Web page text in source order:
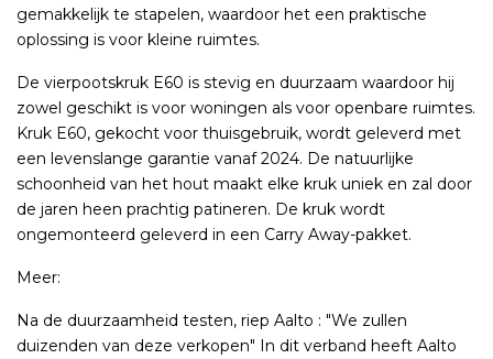
gemakkelijk te stapelen, waardoor het een praktische
oplossing is voor kleine ruimtes.
De vierpootskruk E60 is stevig en duurzaam waardoor hij
zowel geschikt is voor woningen als voor openbare ruimtes.
Kruk E60, gekocht voor thuisgebruik, wordt geleverd met
een levenslange garantie vanaf 2024. De natuurlijke
schoonheid van het hout maakt elke kruk uniek en zal door
de jaren heen prachtig patineren. De kruk wordt
ongemonteerd geleverd in een Carry Away-pakket.
Meer:
Na de duurzaamheid testen, riep Aalto : "We zullen
duizenden van deze verkopen" In dit verband heeft Aalto